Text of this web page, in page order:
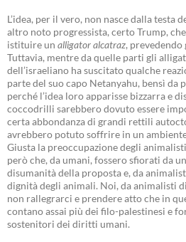
L’idea, per il vero, non nasce dalla testa
altro noto progressista, certo Trump,
istituire un alligator alcatraz,
Tuttavia, mentre da quelle parti gli
dell’israeliano ha suscitato qualche
parte del suo capo Netanyahu, bensì da
perché l’idea loro apparisse bizzarra e
coccodrilli sarebbero dovuto essere
certa abbondanza di grandi rettili
avrebbero potuto soffrire in un
Giusta la preoccupazione degli
però che, da umani, fossero sfiorati da
disumanità della proposta e, da
dignità degli animali. Noi, da animalisti
non rallegrarci e prendere atto che in
contano assai più dei filo-palestinesi e
sostenitori dei diritti umani.